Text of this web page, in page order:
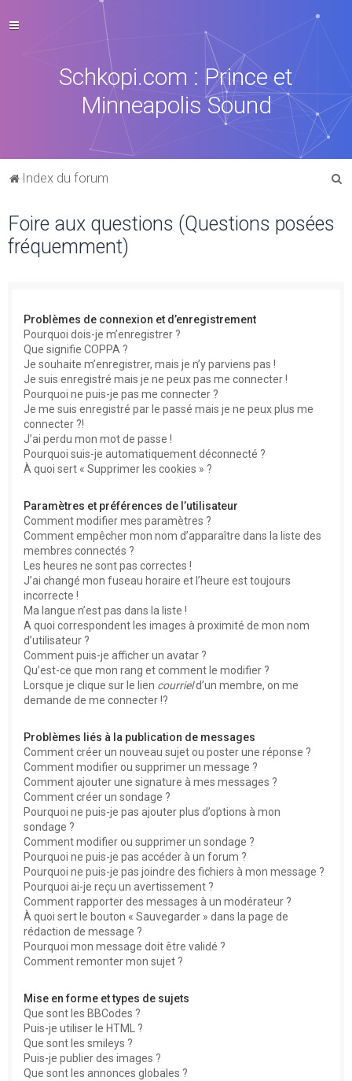
Schkopi.com : Prince et
Minneapolis Sound
Index du forum
Foire aux questions (Questions posées
fréquemment)
Problèmes de connexion et d’enregistrement
Pourquoi dois-je m’enregistrer ?
Que signifie COPPA ?
Je souhaite m’enregistrer, mais je n’y parviens pas !
Je suis enregistré mais je ne peux pas me connecter !
Pourquoi ne puis-je pas me connecter ?
Je me suis enregistré par le passé mais je ne peux plus me
connecter ?!
J’ai perdu mon mot de passe !
Pourquoi suis-je automatiquement déconnecté ?
À quoi sert « Supprimer les cookies » ?
Paramètres et préférences de l’utilisateur
Comment modifier mes paramètres ?
Comment empêcher mon nom d’apparaître dans la liste des
membres connectés ?
Les heures ne sont pas correctes !
J’ai changé mon fuseau horaire et l’heure est toujours
incorrecte !
Ma langue n’est pas dans la liste !
A quoi correspondent les images à proximité de mon nom
d’utilisateur ?
Comment puis-je afficher un avatar ?
Qu’est-ce que mon rang et comment le modifier ?
Lorsque je clique sur le lien courrield’un membre, on me
demande de me connecter !?
Problèmes liés à la publication de messages
Comment créer un nouveau sujet ou poster une réponse ?
Comment modifier ou supprimer un message ?
Comment ajouter une signature à mes messages ?
Comment créer un sondage ?
Pourquoi ne puis-je pas ajouter plus d’options à mon
sondage ?
Comment modifier ou supprimer un sondage ?
Pourquoi ne puis-je pas accéder à un forum ?
Pourquoi ne puis-je pas joindre des fichiers à mon message ?
Pourquoi ai-je reçu un avertissement ?
Comment rapporter des messages à un modérateur ?
À quoi sert le bouton « Sauvegarder » dans la page de
rédaction de message ?
Pourquoi mon message doit être validé ?
Comment remonter mon sujet ?
Mise en forme et types de sujets
Que sont les BBCodes ?
Puis-je utiliser le HTML ?
Que sont les smileys ?
Puis-je publier des images ?
Que sont les annonces globales ?